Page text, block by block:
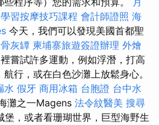
學習按摩技巧課程 會計師證照 海
今天，我們可以發現美國首都聖
骨灰罈 柬埔寨旅遊簽證辦理 外燴
嘗試許多運動，例如浮潛，打高
行，或在白色沙灘上放鬆身心。
水 假牙 商用冰箱 台胞證 台中水
灘之一Magens 法令紋醫美 搜尋
堡，或者看珊瑚世界，巨型海野生